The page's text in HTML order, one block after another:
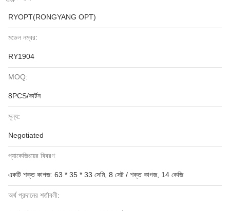
RYOPT(RONGYANG OPT)
মডেল নম্বর:
RY1904
MOQ:
8PCS/কার্টন
মূল্য:
Negotiated
প্যাকেজিংয়ের বিবরণ:
একটি শক্ত কাগজ: 63 * 35 * 33 সেমি, 8 সেট / শক্ত কাগজ, 14 কেজি
অর্থ প্রদানের শর্তাবলী: